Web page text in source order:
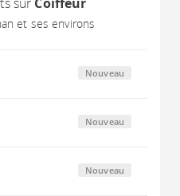
et ses environs
Nouveau
Nouveau
Nouveau